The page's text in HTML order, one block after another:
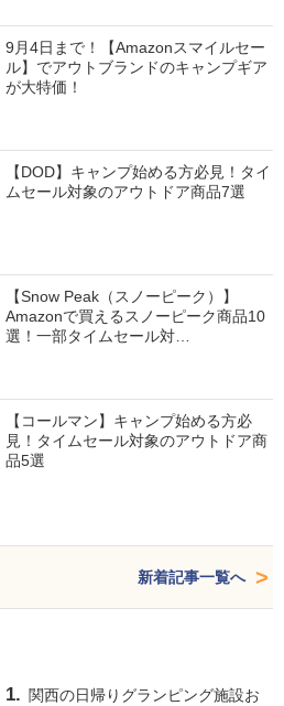
9月4日まで！【Amazonスマイルセー
ル】でアウトブランドのキャンプギア
が大特価！
【DOD】キャンプ始める方必見！タイ
ムセール対象のアウトドア商品7選
【Snow Peak（スノーピーク）】
Amazonで買えるスノーピーク商品10
選！一部タイムセール対…
【コールマン】キャンプ始める方必
見！タイムセール対象のアウトドア商
品5選
新着記事一覧へ
関西の日帰りグランピング施設お